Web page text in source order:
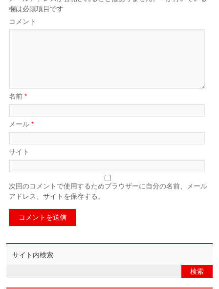
欄は必須項目です
コメント
名前*
メール*
サイト
次回のコメントで使用するためブラウザーに自分の名前、メール
アドレス、サイトを保存する。
サイト内検索